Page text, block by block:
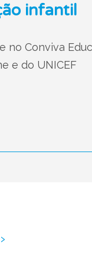
infantil
no Conviva
e do UNICEF
›